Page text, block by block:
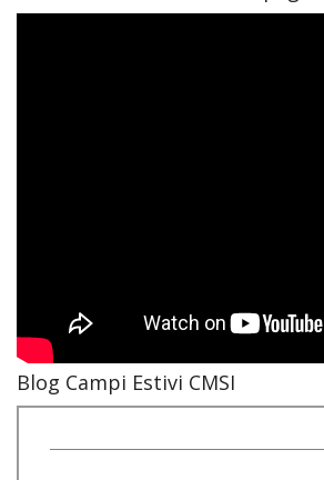
Blog Campi Estivi CMSI